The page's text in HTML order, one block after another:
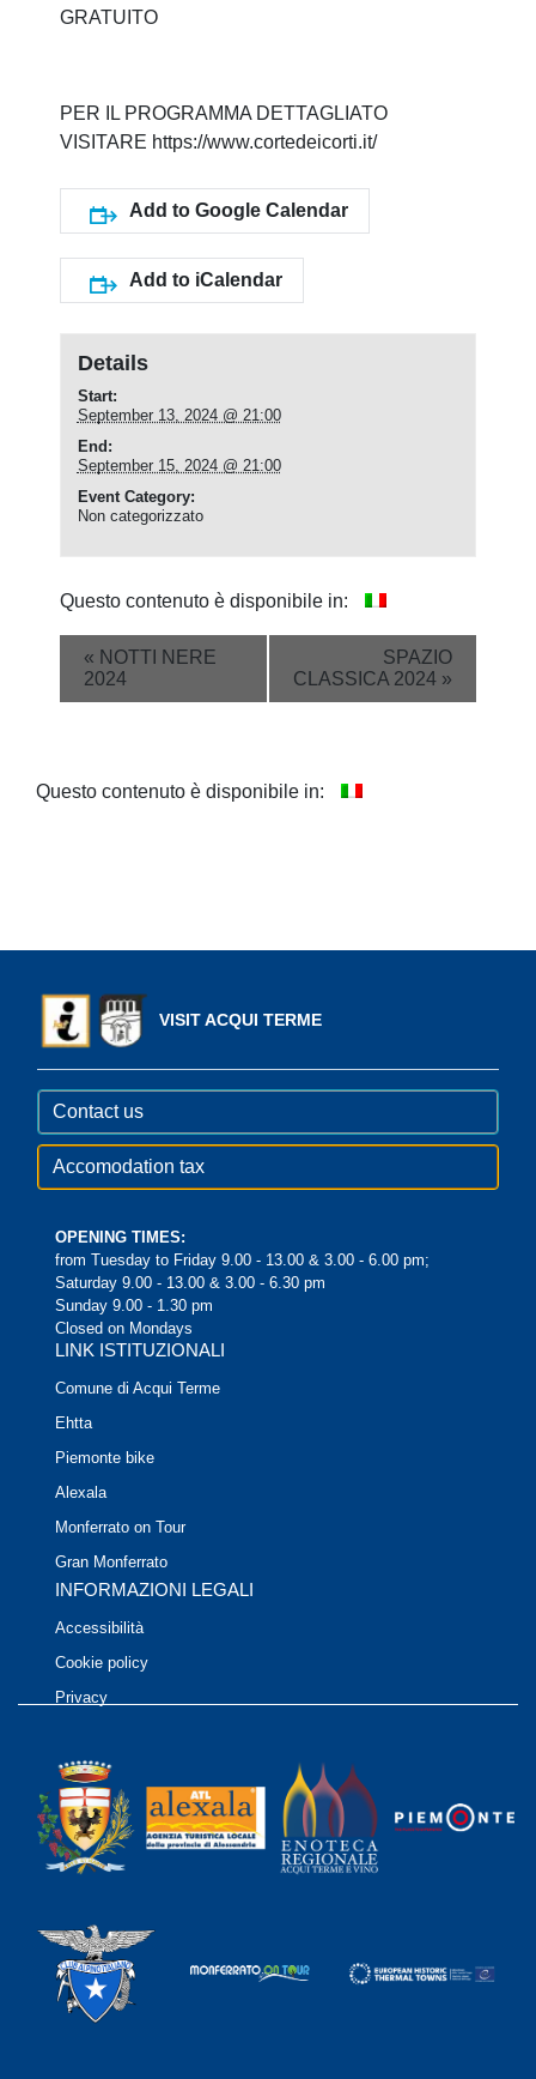
GRATUITO
PER IL PROGRAMMA DETTAGLIATO
VISITARE https://www.cortedeicorti.it/
Add to Google Calendar
Add to iCalendar
Details
Start:
September 13, 2024 @ 21:00
End:
September 15, 2024 @ 21:00
Event Category:
Non categorizzato
Questo contenuto è disponibile in:
Event
Navigation
« NOTTI NERE
2024
SPAZIO
CLASSICA 2024 »
Questo contenuto è disponibile in:
VISIT ACQUI TERME
Contact us
Accomodation tax
OPENING TIMES:
from Tuesday to Friday 9.00 - 13.00 & 3.00 - 6.00 pm;
Saturday 9.00 - 13.00 & 3.00 - 6.30 pm
Sunday 9.00 - 1.30 pm
Closed on Mondays
LINK ISTITUZIONALI
Comune di Acqui Terme
Ehtta
Piemonte bike
Alexala
Monferrato on Tour
Gran Monferrato
INFORMAZIONI LEGALI
Accessibilità
Cookie policy
Privacy